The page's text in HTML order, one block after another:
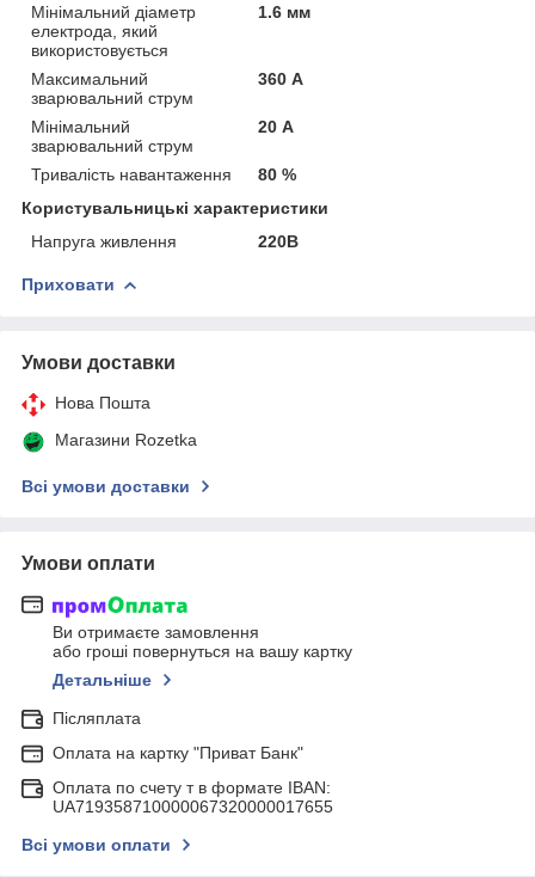
Мінімальний діаметр
електрода, який
використовується
1.6 мм
Максимальний
зварювальний струм
360 А
Мінімальний
зварювальний струм
20 А
Тривалість навантаження
80 %
Користувальницькі характеристики
Напруга живлення
220В
Приховати
Умови доставки
Нова Пошта
Магазини Rozetka
Всі умови доставки
Умови оплати
Ви отримаєте замовлення
або гроші повернуться на вашу картку
Детальніше
Післяплата
Оплата на картку "Приват Банк"
Оплата по счету т в формате IBAN:
UA719358710000067320000017655
Всі умови оплати